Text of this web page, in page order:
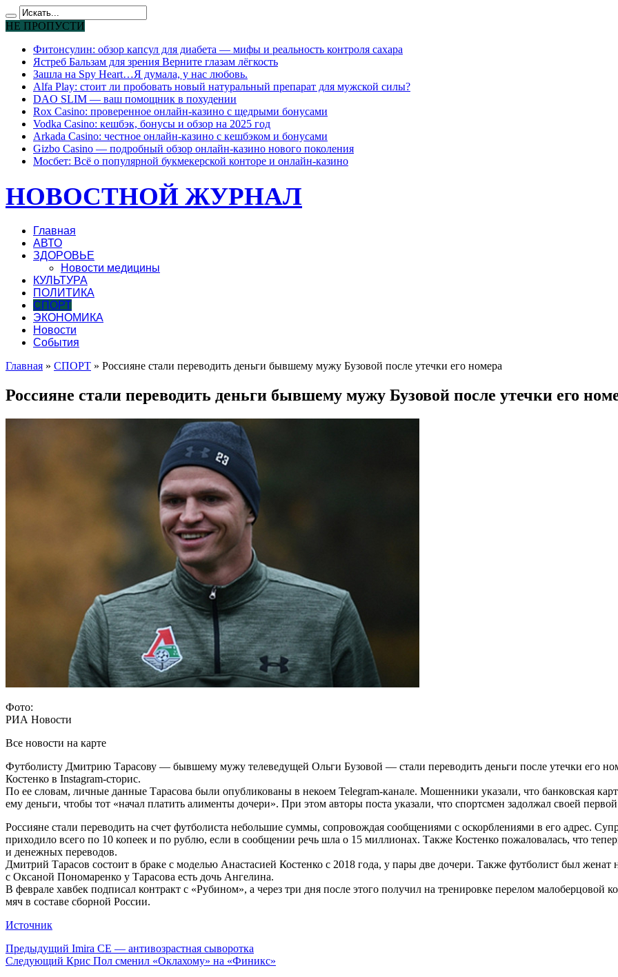
НЕ ПРОПУСТИ
Фитонсулин: обзор капсул для диабета — мифы и реальность контроля сахара
Ястреб Бальзам для зрения Верните глазам лёгкость
Зашла на Spy Heart…Я думала, у нас любовь.
Alfa Play: стоит ли пробовать новый натуральный препарат для мужской силы?
DAO SLIM — ваш помощник в похудении
Rox Casino: проверенное онлайн-казино с щедрыми бонусами
Vodka Casino: кешбэк, бонусы и обзор на 2025 год
Arkada Casino: честное онлайн-казино с кешбэком и бонусами
Gizbo Casino — подробный обзор онлайн-казино нового поколения
Мосбет: Всё о популярной букмекерской конторе и онлайн-казино
НОВОСТНОЙ ЖУРНАЛ
Главная
АВТО
ЗДОРОВЬЕ
Новости медицины
КУЛЬТУРА
ПОЛИТИКА
СПОРТ
ЭКОНОМИКА
Новости
События
Главная » СПОРТ » Россияне стали переводить деньги бывшему мужу Бузовой после утечки его номера
Россияне стали переводить деньги бывшему мужу Бузовой после утечки его
Фото:
РИА Новости
Все новости на карте
Футболисту Дмитрию Тарасову — бывшему мужу телеведущей Ольги Бузовой — стали переводить деньги после утечки его
Костенко в Instagram-сторис.
По ее словам, личные данные Тарасова были опубликованы в некоем Telegram-канале. Мошенники указали, что банковская
ему деньги, чтобы тот «начал платить алименты дочери». При этом авторы поста указали, что спортсмен задолжал своей
Россияне стали переводить на счет футболиста небольшие суммы, сопровождая сообщениями с оскорблениями в его адрес.
приходило всего по 10 копеек и по рублю, если в сообщении речь шла о 15 миллионах. Также Костенко пожаловалась, что
и денежных переводов.
Дмитрий Тарасов состоит в браке с моделью Анастасией Костенко с 2018 года, у пары две дочери. Также футболист был женат
с Оксаной Пономаренко у Тарасова есть дочь Ангелина.
В феврале хавбек подписал контракт с «Рубином», а через три дня после этого получил на тренировке перелом малоберцовой
мяч в составе сборной России.
Источник
Предыдущий Imira CE — антивозрастная сыворотка
Следующий Крис Пол сменил «Оклахому» на «Финикс»